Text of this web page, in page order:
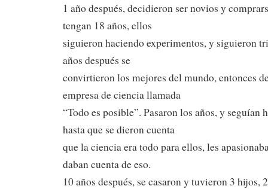
1 año después, decidieron ser novios y
tengan 18 años, ellos
siguieron haciendo experimentos, y siguieron
años después se
convirtieron los mejores del mundo, entonces
empresa de ciencia llamada
“Todo es posible”. Pasaron los años, y seguían
hasta que se dieron cuenta
que la ciencia era todo para ellos, les
daban cuenta de eso.
10 años después, se casaron y tuvieron 3 hijos,